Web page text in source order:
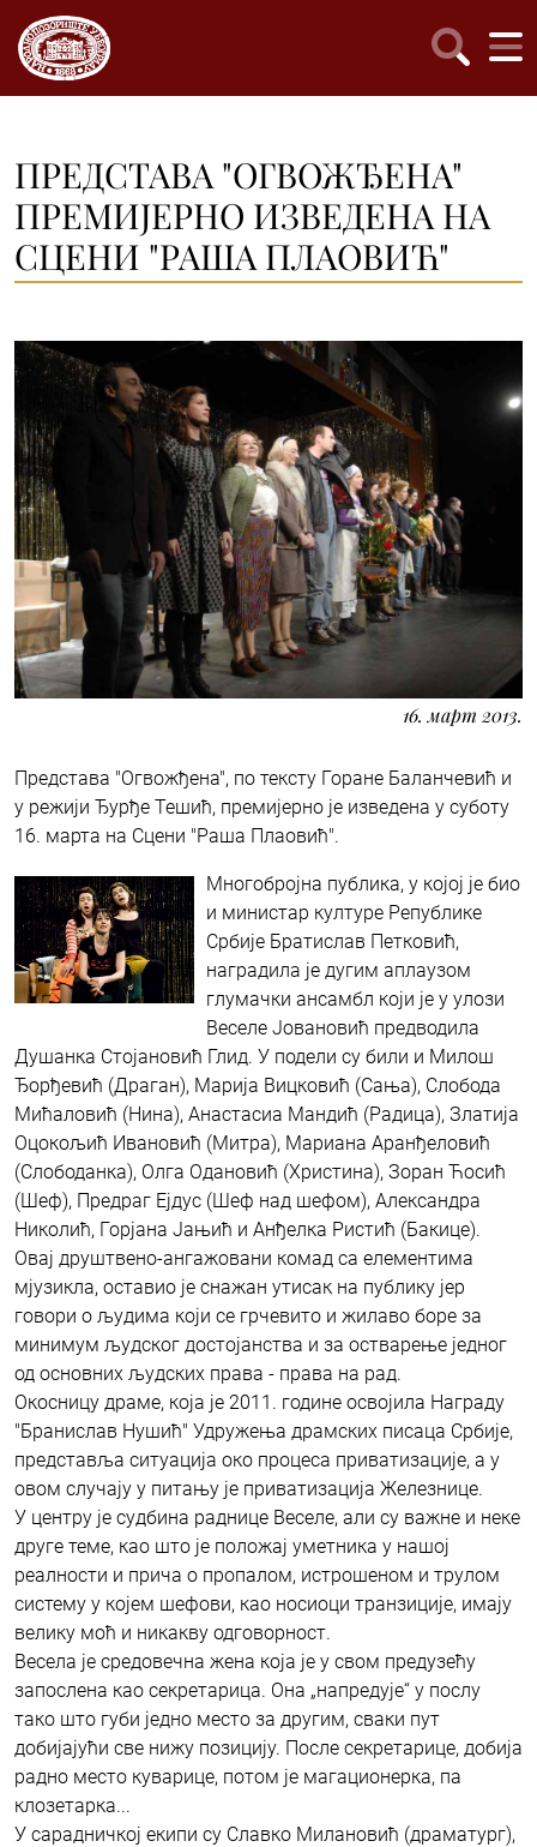
ПРЕДСТАВА "ОГВОЖЂЕНА"
ПРЕМИЈЕРНО ИЗВЕДЕНА НА
СЦЕНИ "РАША ПЛАОВИЋ"
16. март 2013.
Представа "Огвожђена", по тексту Горане Баланчевић и
у режији Ђурђе Тешић, премијерно је изведена у суботу
16. марта на Сцени "Раша Плаовић".
Многобројна публика, у којој је био
и министар културе Републике
Србије Братислав Петковић,
наградила је дугим аплаузом
глумачки ансамбл који је у улози
Веселе Јовановић предводила
Душанка Стојановић Глид. У подели су били и Милош
Ђорђевић (Драган), Марија Вицковић (Сања), Слобода
Мићаловић (Нина), Анастасиа Мандић (Радица), Златија
Оцокољић Ивановић (Митра), Мариана Аранђеловић
(Слободанка), Олга Одановић (Христина), Зоран Ћосић
(Шеф), Предраг Ејдус (Шеф над шефом), Александра
Николић, Горјана Јањић и Анђелка Ристић (Бакице).
Овај друштвено-ангажовани комад са елементима
мјузикла, оставио је снажан утисак на публику јер
говори о људима који се грчевито и жилаво боре за
минимум људског достојанства и за остварење једног
од основних људских права - права на рад.
Окосницу драме, која је 2011. године освојила Награду
"Бранислав Нушић" Удружења драмских писаца Србије,
представља ситуација око процеса приватизације, а у
овом случају у питању је приватизација Железнице.
У центру је судбина раднице Веселе, али су важне и неке
друге теме, као што је положај уметника у нашој
реалности и прича о пропалом, истрошеном и трулом
систему у којем шефови, као носиоци транзиције, имају
велику моћ и никакву одговорност.
Весела је средовечна жена која је у свом предузећу
запослена као секретарица. Она „напредује“ у послу
тако што губи једно место за другим, сваки пут
добијајући све нижу позицију. После секретарице, добија
радно место куварице, потом је магационерка, па
клозетарка...
У сарадничкој екипи су Славко Милановић (драматург),